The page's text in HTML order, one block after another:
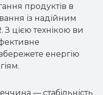
продуктів в
із надійним
цією технікою ви
енергію
— стабільність